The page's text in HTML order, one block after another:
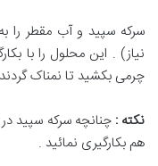
سرکه سپید و آب مقطر را
نیاز) . این محلول‌ را با
چرمی بکشید تا نمناک
نکته : چنانچه سرکه‌ سپید در
هم بکارگیری نمائید .